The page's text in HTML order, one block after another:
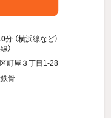
分 （横浜線など）
）
町屋３丁目1-28
骨